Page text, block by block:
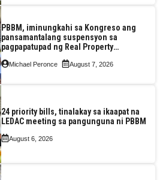
PBBM, iminungkahi sa Kongreso ang
pansamantalang suspensyon sa
pagpapatupad ng Real Property
Valuation and Assessment Reform Act
Michael Peronce August 7, 2026
24 priority bills, tinalakay sa ikaapat na
LEDAC meeting sa pangunguna ni PBBM
August 6, 2026